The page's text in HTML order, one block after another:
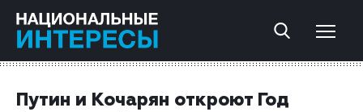
Путин и Кочарян откроют Год